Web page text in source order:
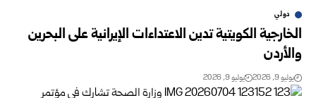
دولي
الخارجية الكويتية تدين الاعتداءات الإيرانية على البحرين
والأردن
يوليو 9, 2026 يوليو 9, 2026